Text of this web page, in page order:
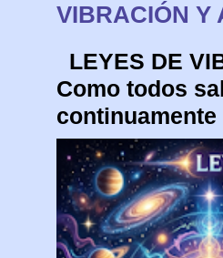
VIBRACIÓN Y
LEYES
Como todos